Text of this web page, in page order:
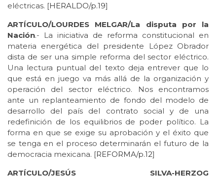
eléctricas. [HERALDO/p.19]
ARTÍCULO/LOURDES MELGAR/La disputa por la
Nación.- La iniciativa de reforma constitucional en
materia energética del presidente López Obrador
dista de ser una simple reforma del sector eléctrico.
Una lectura puntual del texto deja entrever que lo
que está en juego va más allá de la organización y
operación del sector eléctrico. Nos encontramos
ante un replanteamiento de fondo del modelo de
desarrollo del país del contrato social y de una
redefinición de los equilibrios de poder político. La
forma en que se exige su aprobación y el éxito que
se tenga en el proceso determinarán el futuro de la
democracia mexicana. [REFORMA/p.12]
ARTÍCULO/JESÚS SILVA-HERZOG